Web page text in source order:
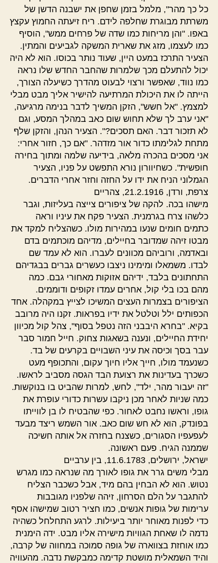
כל כך מהר", מלמל בזמן שחפן את ישבנה הדשן של
משרתת מבוגרת שחלפה לידם. ריח זיעתה החמוץ עקצץ
באפו. "והן מריחות כמו שדה של פרחים ממש", הוסיף
כמו לעצמו, מזג את שארית המשקה לגביעים והמתין.
הצעיר התרכז במעט היין, שעוד נותר בכוסו. הוא לא היה
יכול להתעלם מכך שלמרות שהחבר החדש שלו נראה
כמו נווד, שאפשר ורצוי לבעוט מהדרך כשיעלה הצורך,
הייתה לו את היכולת המרתיעה להישיר אליך מבט מבלי
למצמץ. "אל חשש", הזקן המשיך לדבר בנימה מרגיעה,
"אני ערב לך שלא תחוש שום כאב במהלך המסע, וגם
לא תזכור דבר. האם תסכים?". הצעיר הנהן, והזקן שלף
מתחת לגלימתו כדור אור מזדהר. "אם כך, חזור אחרי:
אני מסכים בהכרה מלאה, בידיעה שלמה ומתוך בחירה
חופשית". כשחיוורון נורא התפשט על פניו, הצעיר
הגמלוני הניח את ידו על החזה וחזר אחרי הדברים.
צרפת, ורדן, 21.2.1916, צהריים
מישהו בכה. להקה של ציפורים צייצה בעליזות, וגבר
כלשהו צרח בגרמנית. הצעיר פקח את עיניו וראה
כתמים חומים שנעו במהירות מולו. כשהצליח למקד את
מבטו זיהה שמדובר בחיילים, מדיהם מוכתמים בדם
ובאדמה, ורוביהם מכוונים לעברו. הוא לא עמד שם
לבדו. משמאלו ומימינו ניצבו כעשרים גברים בבגדיהם
התחתונים בלבד, ידיהם אזוקות מאחורי גבם. כמה
מהם בכו בלי קול, אחרים עמדו זקופים ודוממים.
הציפורים בצמרות העצים המשיכו לצייץ במקהלה. אחד
הכפותים ילל וטלטל את ידיו בפראות. זקנו היה מרובב
בקיא. "בחרא היבבני הזה נטפל בסוף", צהל קול מכיוון
יחידת החיילים, ונענה בשאגות צחוק. חייל חמור סבר
עבר בסך וכיסה את עיני השבויים בקרעים של בד.
כשנעמד מולו, חייך אליו חיוך עקום, והתכופף מעט
כשכרך בעדינות את רצועת הבד הגסה מסביב לראשו.
"זה יעבור מהר, ילד", לחש, למרות שהביט בו בנוקשות.
כמה שניות לאחר מכן ניקבו עשרות כדורי עופרת את
גופו, וראשו נחבט לאחור. כפי שהבטיח לו בן לווייתו
בפונדק, הוא לא חש שום כאב. אור השמש ריצד מבעד
לעפעפיו הסגורים, כשצנח בחזרה אל אותה חשיכה
שממנה הגיח. פעם ראשונה.
ישראל, ירושלים, 11.6.1783, בין ערביים
מבלי משים גרר את גופו לאורך מה שנראה כמו מגרש
נטוש. הוא לא הבחין בהם מיד, אבל כשכבר הצליח
להתגבר על הלם הסרחון, זיהה שלפניו מגובבות
ערימות של גופות אנשים, כמו חציר רטוב שמישהו אסף
כדי לפנות מאוחר יותר ביעילות. לרגע התחלחל כשהיה
נדמה לו שאחת הגוויות מישירה אליו מבט. ידה הימנית
כמו אוחזת בצווארה של גופה סמוכה במחווה של קרבה,
והיד השמאלית מושטת קדימה כמבקשת נדבה. מהעוויה